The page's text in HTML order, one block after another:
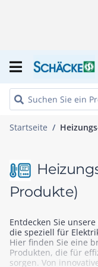
Startseite
Produkte)
Entdecken Sie
die speziell für
Hier finden Sie eine
Produkten, die für
sorgen. Von